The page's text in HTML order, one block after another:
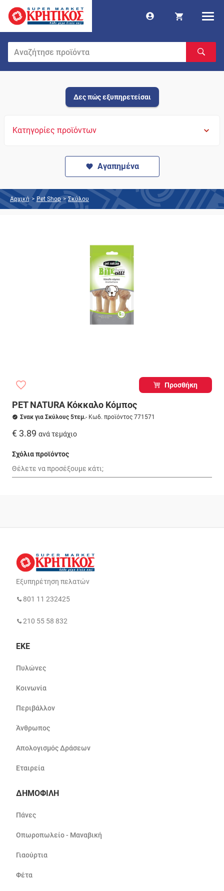
Δες πώς εξυπηρετείσαι
Κατηγορίες προϊόντων
Αγαπημένα
Αρχική > Pet Shop > Σκύλου
Προσθήκη
PET NATURA Κόκκαλο Κόμπος
Σνακ για Σκύλους 5τεμ.- Κωδ. προϊόντος 771571
€ 3.89 ανά τεμάχιο
Σχόλια προϊόντος
Εξυπηρέτηση πελατών
801 11 232425
210 55 58 832
ΕΚΕ
Πυλώνες
Κοινωνία
Περιβάλλον
Άνθρωπος
Απολογισμός Δράσεων
Εταιρεία
ΔΗΜΟΦΙΛΗ
Πάνες
Οπωροπωλείο - Μαναβική
Γιαούρτια
Φέτα